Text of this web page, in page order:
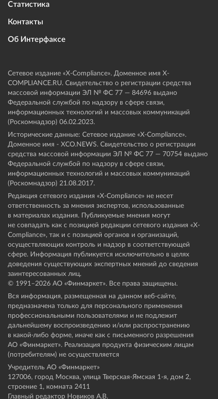
Статистика
Контакты
Об Интерфаксе
Сетевое издание «Х-Compliance». Доменное имя X-
COMPLIANCE.RU. Свидетельство о регистрации средства
массовой информации ЭЛ № ФС 77 — 84696 выдано
Федеральной службой по надзору в сфере связи,
информационных технологий и массовых коммуникаций
(Роскомнадзор) 06.02.2023.
Исторические данные: Сетевое издание «Х-Compliance».
Доменное имя - XCO.NEWS. Свидетельство о регистрации
средства массовой информации ЭЛ № ФС 77 — 70754 выдано
Федеральной службой по надзору в сфере связи,
информационных технологий и массовых коммуникаций
(Роскомнадзор) 21.08.2017.
Редакция сетевого издания «X-Compliance» не несет
ответственность за мнения экспертов, использованные
в материалах издания. Публикуемые мнения могут
не совпадать как с позицией редакции сетевого издания «X-
Compliance», так и с позицией органов и организаций,
осуществляющих контроль и надзор в соответствующей
сфере. Информация публикуется исключительно в целях
доведения существующих экспертных мнений до сведения
заинтересованных лиц.
© 1991–2026 АО «Финмаркет». Все права защищены.
Вся информация, размещенная на данном веб-сайте,
предназначена только для персонального применения
профессиональными пользователями и не подлежит
дальнейшему воспроизведению и/или распространению
в какой-либо форме, иначе как с письменного разрешения
АО «Финмаркет». Реализация продукта физическим лицам
(потребителям) не осуществляется
Учредитель АО «Финмаркет»
127006, город Москва, улица Тверская-Ямская 1-я, дом 2,
строение 1, комната 2411
Главный редактор Новиков А.В.